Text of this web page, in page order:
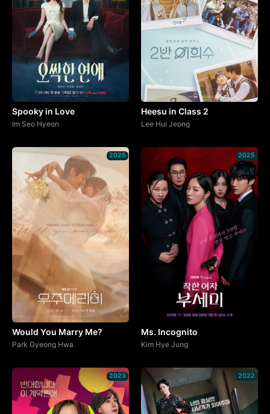
Spooky in Love
Im Seo Hyeon
Heesu in Class 2
Lee Hui Jeong
2025
Would You Marry Me?
Park Gyeong Hwa
2025
Ms. Incognito
Kim Hye Jung
2023 2022